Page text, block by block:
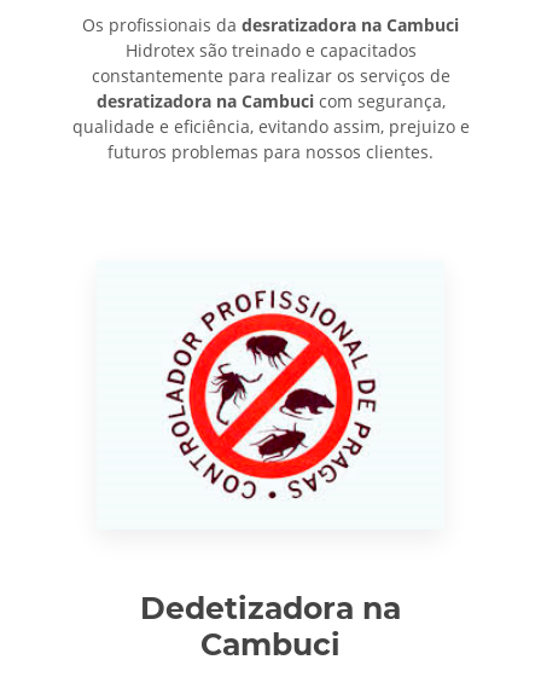
Os profissionais da desratizadora na Cambuci
Hidrotex são treinado e capacitados
constantemente para realizar os serviços de
desratizadora na Cambucicom segurança,
qualidade e eficiência, evitando assim, prejuizo e
futuros problemas para nossos clientes.
Dedetizadora na
Cambuci